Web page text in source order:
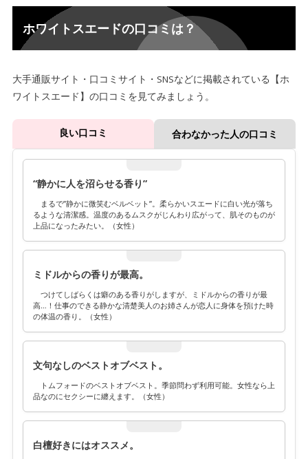
ホワイトスエードの口コミは？
大手通販サイト・口コミサイト・SNSなどに掲載されている【ホ
ワイトスエード】の口コミを見てみましょう。
良い口コミ 合わなかった人の口コミ
“静かに人を沼らせる香り”
まるで”静かに微笑むベルベット”。柔らかいスエードに白い光が落ち
るような清潔感。温度のあるムスクがじんわり広がって、肌そのものが
上品になったみたい。（女性）
ミドルからの香りが最高。
つけてしばらくは癖のある香りがしますが、ミドルからの香りが最
高…！仕事のできる静かな清楚美人のお姉さんが恋人に身体を預けた時
の体温の香り。（女性）
文句なしのベストオブベスト。
トムフォードのベストオブベスト。季節問わず利用可能。女性なら上
品なのにセクシーに纏えます。（女性）
白檀好きにはオススメ。